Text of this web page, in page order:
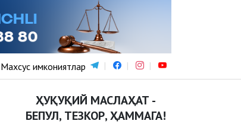
Махсус имкониятлар
ҲУҚУҚИЙ МАСЛАҲАТ -
БЕПУЛ, ТЕЗКОР, ҲАММАГА!